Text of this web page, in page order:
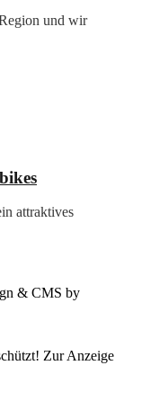
und wir
attraktives
& CMS by
Zur Anzeige